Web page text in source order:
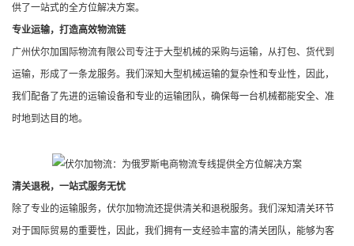
供了一站式的全方位解决方案。
专业运输，打造高效物流链
广州伏尔加国际物流有限公司专注于大型机械的采购与运输，从打包、货代到
运输，形成了一条龙服务。我们深知大型机械运输的复杂性和专业性，因此，
我们配备了先进的运输设备和专业的运输团队，确保每一台机械都能安全、准
时地到达目的地。
清关退税，一站式服务无忧
除了专业的运输服务，伏尔加物流还提供清关和退税服务。我们深知清关环节
对于国际贸易的重要性，因此，我们拥有一支经验丰富的清关团队，能够为客